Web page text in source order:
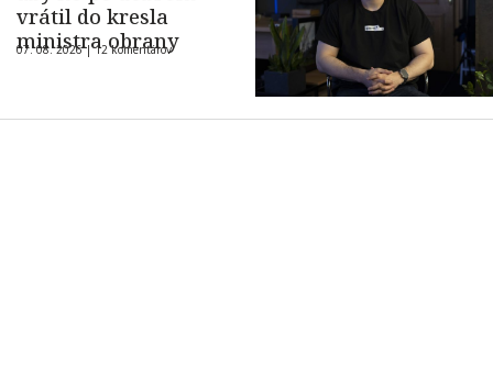
vrátil do kresla
ministra obrany
07. 08. 2026 |12 komentárov